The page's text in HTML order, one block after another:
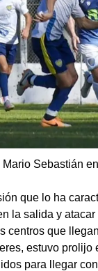
Sebastián
que lo ha
la salida y
centros que
estuvo prolijo
para llegar